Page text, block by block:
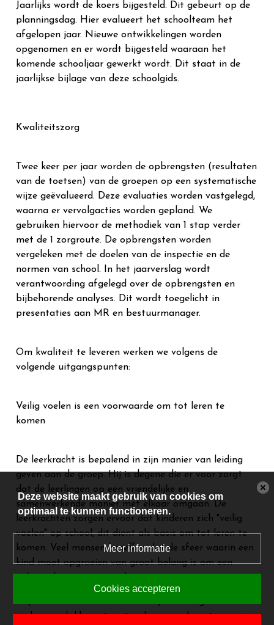
Jaarlijks wordt de koers bijgesteld. Dit gebeurt op de
planningsdag. Hier evalueert het schoolteam het
afgelopen jaar. Nieuwe ontwikkelingen worden
opgenomen en er wordt bijgesteld waaraan het
komende schooljaar gewerkt wordt. Dit staat in de
jaarlijkse bijlage van deze schoolgids.
Kwaliteitszorg
Twee keer per jaar worden de opbrengsten (resultaten
van de toetsen) van de groepen op een systematische
wijze geëvalueerd. Deze evaluaties worden vastgelegd,
waarna er vervolgacties worden gepland. We
gebruiken hiervoor de methodiek van 1 stap verder
met de 1 zorgroute. De opbrengsten worden
vergeleken met de doelen van de inspectie en de
normen van school. In het jaarverslag wordt
verantwoording afgelegd over de opbrengsten en
bijbehorende analyses. Dit wordt toegelicht in
presentaties aan MR en bestuurmanager.
Om kwaliteit te leveren werken we volgens de
volgende uitgangspunten:
Veilig voelen is een voorwaarde om tot leren te
komen
De leerkracht is bepalend in zijn manier van leiding
geven aan de groep. Hij is degene die er voor zorgt
dat de leerlingen op een vriendelijke en
samenwerkende manier met elkaar omgaan. De
leerkrachten zorgen ervoor dat kinderen zich "veilig
voelen" op school, dit dient als basis om tot leren te
komen. Veel mensen beseffen dat de sfeer waarin een
kind moet opgroeien van groot belang is om een
Wij stellen daarom een vriendelijk en veilig
pedagogisch klimaat met orde en regelmaat op prijs.
Deze website maakt gebruik van cookies om
optimaal te kunnen functioneren.
Meer informatie
Cookies accepteren